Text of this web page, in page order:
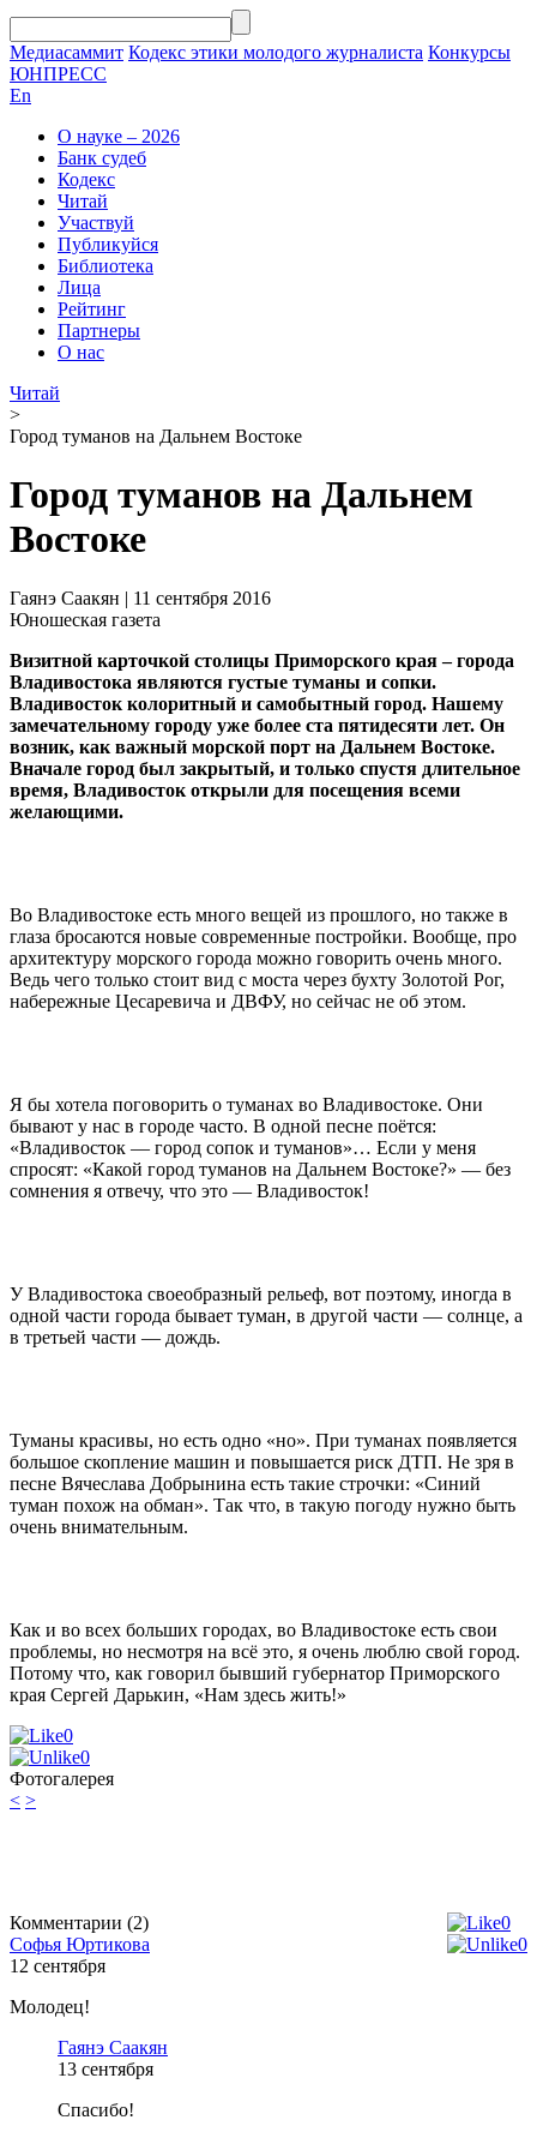
Медиасаммит Кодекс этики молодого журналиста Конкурсы
ЮНПРЕСС
En
О науке – 2026
Банк судеб
Кодекс
Читай
Участвуй
Публикуйся
Библиотека
Лица
Рейтинг
Партнеры
О нас
Читай
>
Город туманов на Дальнем Востоке
Город туманов на Дальнем
Востоке
Гаянэ Саакян | 11 сентября 2016
Юношеская газета
Визитной карточкой столицы Приморского края – города
Владивостока являются густые туманы и сопки.
Владивосток колоритный и самобытный город. Нашему
замечательному городу уже более ста пятидесяти лет. Он
возник, как важный морской порт на Дальнем Востоке.
Вначале город был закрытый, и только спустя длительное
время, Владивосток открыли для посещения всеми
желающими.
Во Владивостоке есть много вещей из прошлого, но также в
глаза бросаются новые современные постройки. Вообще, про
архитектуру морского города можно говорить очень много.
Ведь чего только стоит вид с моста через бухту Золотой Рог,
набережные Цесаревича и ДВФУ, но сейчас не об этом.
Я бы хотела поговорить о туманах во Владивостоке. Они
бывают у нас в городе часто. В одной песне поётся:
«Владивосток — город сопок и туманов»… Если у меня
спросят: «Какой город туманов на Дальнем Востоке?» — без
сомнения я отвечу, что это — Владивосток!
У Владивостока своеобразный рельеф, вот поэтому, иногда в
одной части города бывает туман, в другой части — солнце, а
в третьей части — дождь.
Туманы красивы, но есть одно «но». При туманах появляется
большое скопление машин и повышается риск ДТП. Не зря в
песне Вячеслава Добрынина есть такие строчки: «Синий
туман похож на обман». Так что, в такую погоду нужно быть
очень внимательным.
Как и во всех больших городах, во Владивостоке есть свои
проблемы, но несмотря на всё это, я очень люблю свой город.
Потому что, как говорил бывший губернатор Приморского
края Сергей Дарькин, «Нам здесь жить!»
0
0
Фотогалерея
< >
0
0
Комментарии (2)
Софья Юртикова
12 сентября
Молодец!
Гаянэ Саакян
13 сентября
Спасибо!